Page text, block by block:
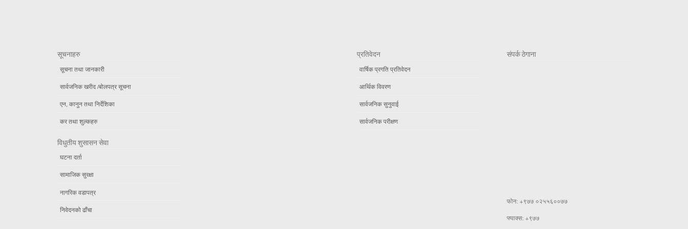
सूचनाहरु
सूचना तथा जानकारी
सार्वजनिक खरीद /बोलपत्र सूचना
एन, कानुन तथा निर्देशिका
कर तथा शुल्कहरु
विधुतीय शुसासन सेवा
घटना दर्ता
सामाजिक सुरक्षा
नागरिक वडापत्र
निवेदनको ढाँचा
प्रतिवेदन
वार्षिक प्रगति प्रतिवेदन
आर्थिक विवरण
सार्वजनिक सुनुवाई
सार्वजनिक परीक्षण
संपर्क ठेगाना
फोन: +९७७ ०२५५६००७७
फ्याक्स: +९७७